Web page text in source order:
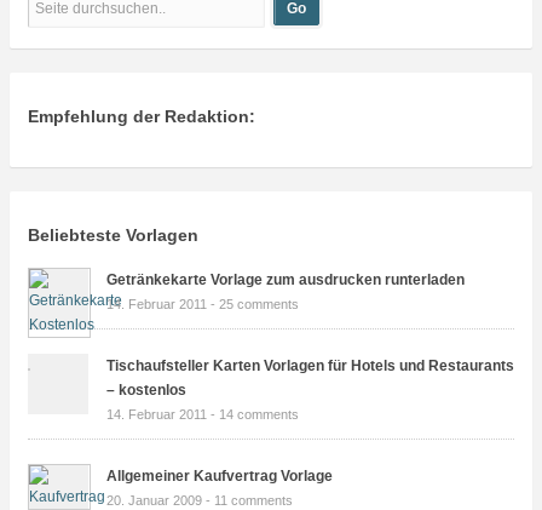
Empfehlung der Redaktion:
Beliebteste Vorlagen
Getränkekarte Vorlage zum ausdrucken runterladen
14. Februar 2011 - 25 comments
Tischaufsteller Karten Vorlagen für Hotels und Restaurants
– kostenlos
14. Februar 2011 - 14 comments
Allgemeiner Kaufvertrag Vorlage
20. Januar 2009 - 11 comments